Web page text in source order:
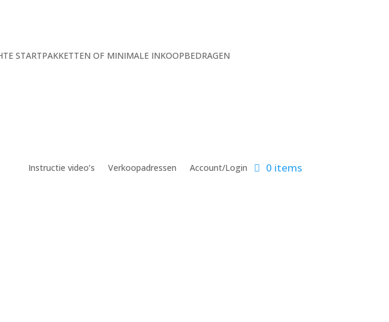
STARTPAKKETTEN OF MINIMALE INKOOPBEDRAGEN
Instructie video’s Verkoopadressen Account/Login 0 items